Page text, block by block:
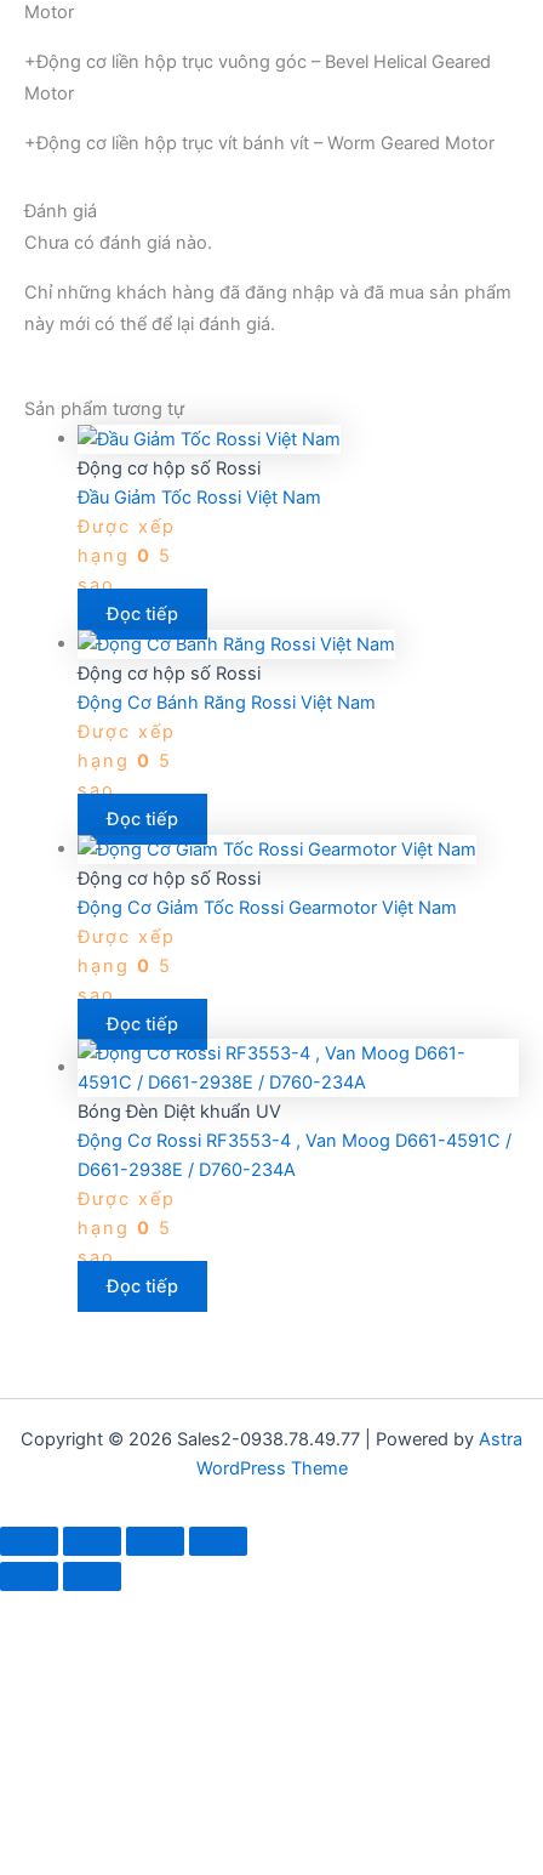
Motor
+Động cơ liền hộp trục vuông góc – Bevel Helical Geared
Motor
+Động cơ liền hộp trục vít bánh vít – Worm Geared Motor
Đánh giá
Chưa có đánh giá nào.
Chỉ những khách hàng đã đăng nhập và đã mua sản phẩm
này mới có thể để lại đánh giá.
Sản phẩm tương tự
Động cơ hộp số Rossi
Đầu Giảm Tốc Rossi Việt Nam
Được xếp
hạng 0 5
sao
Đọc tiếp
Động cơ hộp số Rossi
Động Cơ Bánh Răng Rossi Việt Nam
Được xếp
hạng 0 5
sao
Đọc tiếp
Động cơ hộp số Rossi
Động Cơ Giảm Tốc Rossi Gearmotor Việt Nam
Được xếp
hạng 0 5
sao
Đọc tiếp
Bóng Đèn Diệt khuẩn UV
Động Cơ Rossi RF3553-4 , Van Moog D661-4591C /
D661-2938E / D760-234A
Được xếp
hạng 0 5
sao
Đọc tiếp
Copyright © 2026 Sales2-0938.78.49.77 | Powered by Astra
WordPress Theme